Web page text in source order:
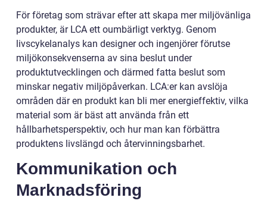
För företag som strävar efter att skapa mer miljövänliga
produkter, är LCA ett oumbärligt verktyg. Genom
livscykelanalys kan designer och ingenjörer förutse
miljökonsekvenserna av sina beslut under
produktutvecklingen och därmed fatta beslut som
minskar negativ miljöpåverkan. LCA:er kan avslöja
områden där en produkt kan bli mer energieffektiv, vilka
material som är bäst att använda från ett
hållbarhetsperspektiv, och hur man kan förbättra
produktens livslängd och återvinningsbarhet.
Kommunikation och
Marknadsföring